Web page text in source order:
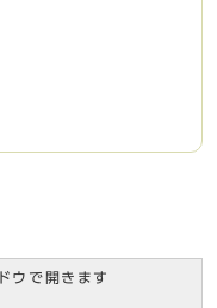
ウで開きます